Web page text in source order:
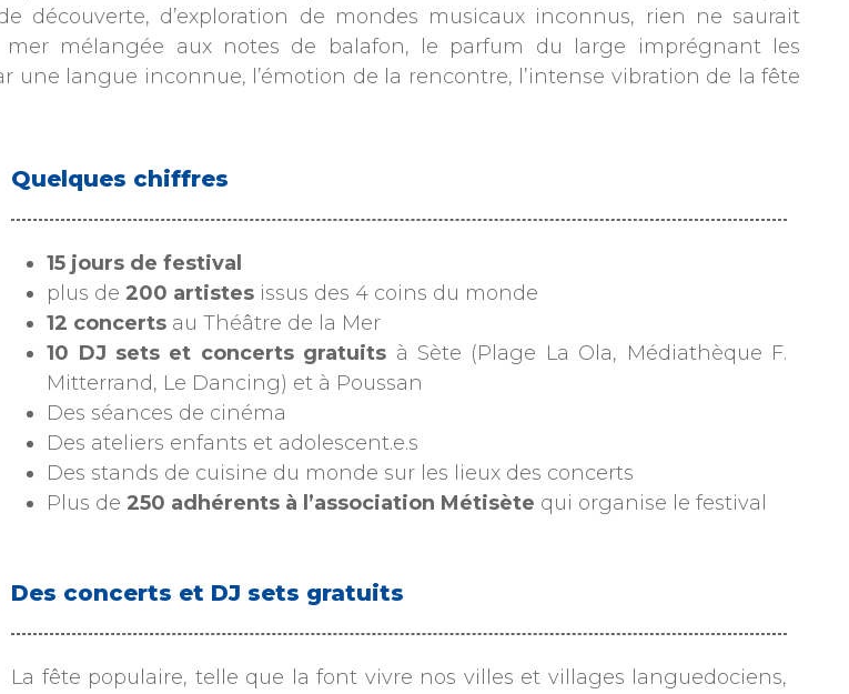
découverte, d’exploration de mondes musicaux inconnus, rien ne saurait
mer mélangée aux notes de balafon, le parfum du large imprégnant les
une langue inconnue, l’émotion de la rencontre, l’intense vibration de la fête
Quelques chiffres
15 jours de festival
plus de200 artistes issus des 4 coins du monde
12 concerts au Théâtre de la Mer
10 DJ sets et concerts gratuits à Sète (Plage La Ola, Médiathèque F.
Mitterrand, Le Dancing) et à Poussan
Des séances de cinéma
Des ateliers enfants et adolescent.e.s
Des stands de cuisine du monde sur les lieux des concerts
Plus de250 adhérents à l’association Métisète qui organise le festival
Des concerts et DJ sets gratuits
La fête populaire, telle que la font vivre nos villes et villages languedociens,